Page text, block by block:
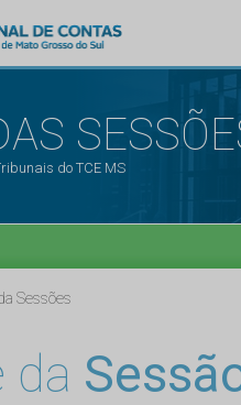
do TCE MS
Sessões
da